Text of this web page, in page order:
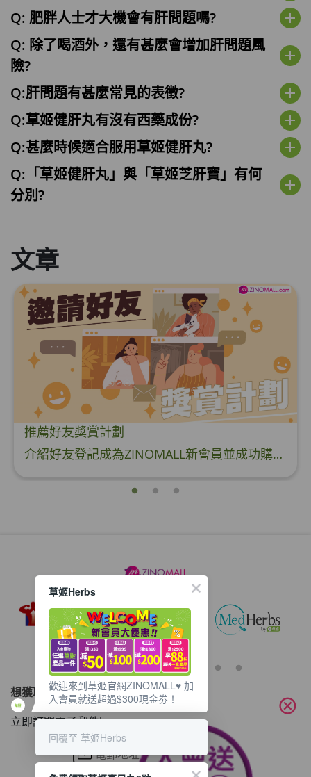
Q: 肥胖人士才大機會有肝問題嗎? add
Q: 除了喝酒外，還有甚麼會增加肝問題風
險?
add
Q:肝問題有甚麼常見的表徵? add
Q:草姬健肝丸有沒有西藥成份? add
Q:甚麼時候適合服用草姬健肝丸? add
Q:「草姬健肝丸」與「草姬芝肝寶」有何
分別?
add
文章
推薦好友獎賞計劃
介紹好友登記成為ZINOMALL新會員並成功購物，您即可獲得$50Mall Dollar現金回贈，你的好友亦可同時獲得$50Mall Dollar現金回贈。 **舊會員必須完成首張訂單才可開通邀請好友獎賞計劃** 1. 舊會員可於 我的帳戶>>>邀請好友獎賞 中找到 好友推薦碼 (紅圈位置) 2. 會員可複製好友推薦碼並透過 Whatsapp / Facebook / Email分享給自己好友。推薦好友次數不限，介紹愈多新朋友，可獲得愈多Mall Dollar現金回贈。 3. 好友
想獲取最新的優惠資訊？
立即訂閱電子郵件!
cancel
草姬Herbs
歡迎來到草姬官網ZINOMALL♥️ 加
入會員就送超過$300現金劵！
回覆至 草姬Herbs